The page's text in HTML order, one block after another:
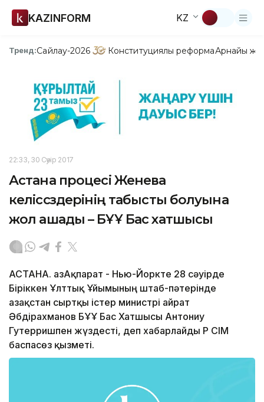
KAZINFORM KZ
Тренд:Сайлау-2026 Конституциялық реформаАрнайы
22:33, 30 Сәуір 2017
Астана процесі Женева
келіссөздерінің табысты болуына
жол ашады – БҰҰ Бас хатшысы
АСТАНА. ҚазАқпарат - Нью-Йоркте 28 сәуірде
Біріккен Ұлттық Ұйымының штаб-пәтерінде
Қазақстан сыртқы істер министрі Қайрат
Әбдірахманов БҰҰ Бас Хатшысы Антониу
Гутерришпен жүздесті, деп хабарлайды ҚР СІМ
баспасөз қызметі.